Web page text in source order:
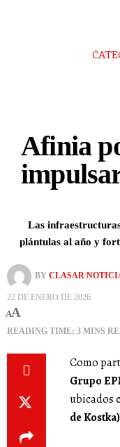
Afinia
Las
plántulas al año y
BY CLASAR
22 DE ENERO DE 2026
AA
READING TIME: 3 MINS
Como
Grupo
ubicados
de Kostka)